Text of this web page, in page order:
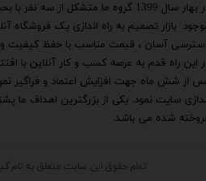
​در بهار سال 1399 گروه ما متشکل از
بازار تصمیم به راه اندازی یک فروشگاه
آسان ، قیمت مناسب با حفظ کیفیت و
این راه قدم به عرصه کسب و کار آنلاین با
از شش ماه جهت افزایش اعتماد و فراگیر
سایت نمود. یکی از بزرگترین اهداف ما
شده می باشد.
تمام حقوق این سایت متعلق به نام